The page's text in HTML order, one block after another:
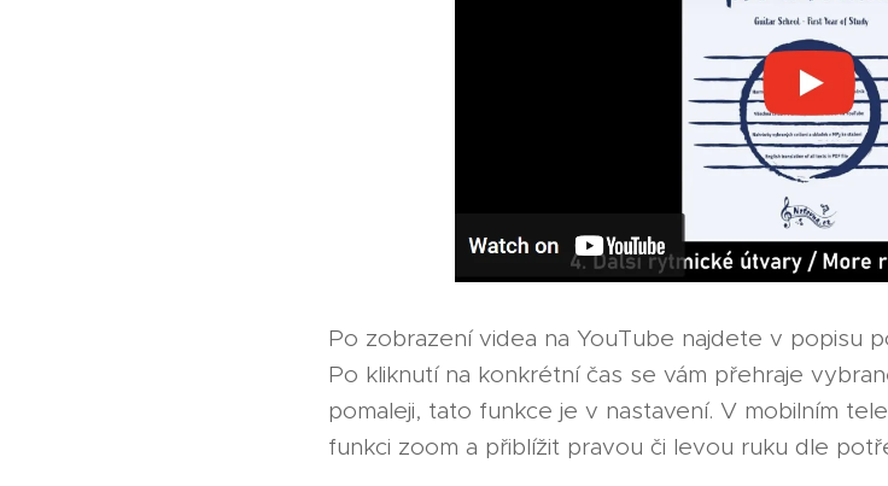
Po zobrazení videa na YouTube najdete v popisu
Po kliknutí na konkrétní čas se vám přehraje
pomaleji, tato funkce je v nastavení. V mobilním
funkci zoom a přiblížit pravou či levou ruku dle